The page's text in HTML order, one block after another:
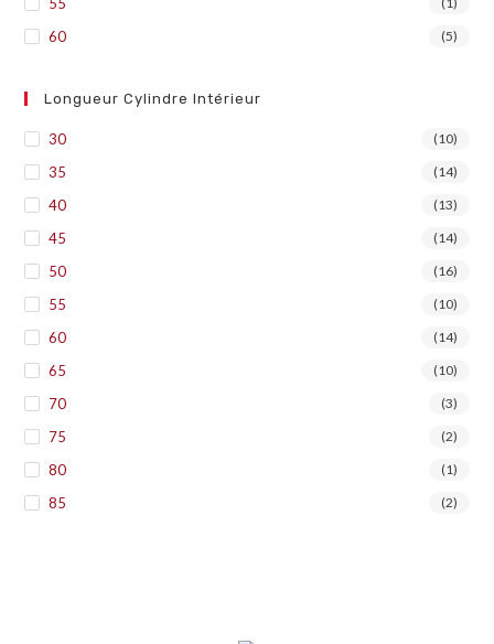
60 (5)
Longueur Cylindre Intérieur
30 (10)
35 (14)
40 (13)
45 (14)
50 (16)
55 (10)
60 (14)
65 (10)
70 (3)
75 (2)
80 (1)
85 (2)